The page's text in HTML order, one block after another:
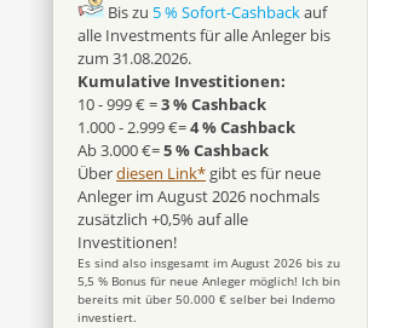
Bis zu 5 % Sofort-Cashbackauf
alle Investments für alle Anleger bis
zum 31.08.2026.
Kumulative Investitionen:
10 - 999 € =3 % Cashback
1.000 - 2.999 €=4 % Cashback
Ab 3.000 €=5 % Cashback
Überdiesen Link* gibt es für neue
Anleger im August 2026 nochmals
zusätzlich +0,5% auf alle
Investitionen!
Es sind also insgesamt im August 2026 bis zu
5,5 % Bonus für neue Anleger möglich! Ich bin
bereits mit über 50.000 € selber bei Indemo
investiert.